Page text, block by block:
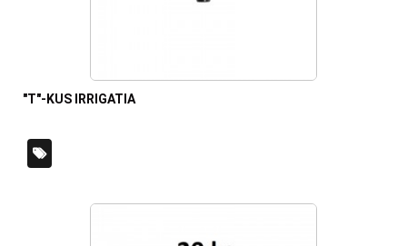
"T"-KUS IRRIGATIA